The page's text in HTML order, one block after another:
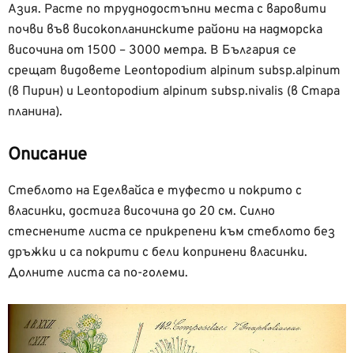
Азия. Расте по труднодостъпни места с варовити
почви във високопланинските райони на надморска
височина от 1500 – 3000 метра. В България се
срещат видовете Leontopodium alpinum subsp.alpinum
(в Пирин) и Leontopodium alpinum subsp.nivalis (в Стара
планина).
Описание
Стеблото на Еделвайса е туфесто и покрито с
власинки, достига височина до 20 см. Силно
стеснените листа се прикрепени към стеблото без
дръжки и са покрити с бели копринени власинки.
Долните листа са по-големи.